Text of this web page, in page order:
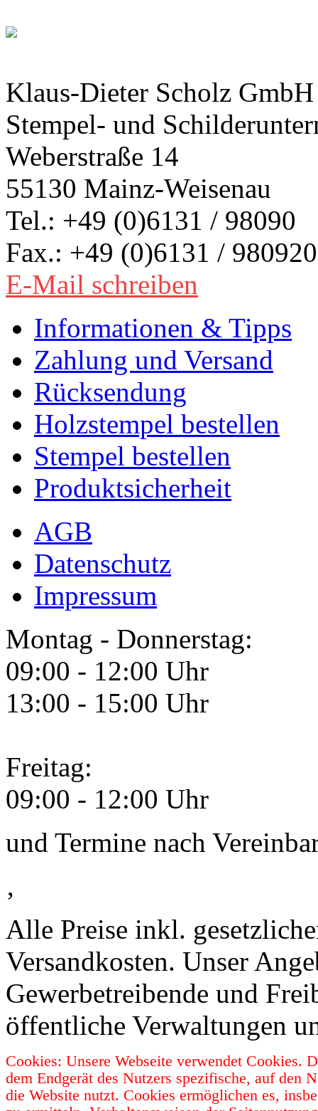
Klaus-Dieter Scholz GmbH
Stempel- und
Weberstraße 14
55130 Mainz-Weisenau
Tel.: +49 (0)6131 / 98090
Fax.: +49 (0)6131 / 980920
E-Mail schreiben
Informationen & Tipps
Zahlung und Versand
Rücksendung
Holzstempel bestellen
Stempel bestellen
Produktsicherheit
AGB
Datenschutz
Impressum
Montag - Donnerstag:
09:00 - 12:00 Uhr
13:00 - 15:00 Uhr
Freitag:
09:00 - 12:00 Uhr
und Termine nach
‚
Alle Preise inkl.
Versandkosten. Unser
Gewerbetreibende und
öffentliche Verwaltungen
Cookies: Unsere Webseite verwendet Cookies.
dem Endgerät des Nutzers spezifische, auf den
die Website nutzt. Cookies ermöglichen es,